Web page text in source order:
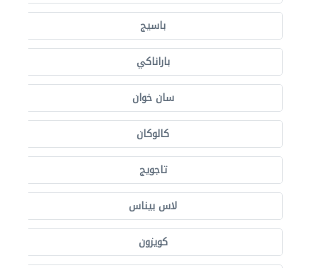
باسيج
باراناكي
سان خوان
كالوكان
تاجويج
لاس بيناس
كويزون